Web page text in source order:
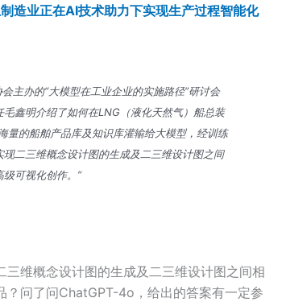
造业正在AI技术助力下实现生产过程智能化
主办的“大模型在工业企业的实施路径”研讨会
毛鑫明介绍了如何在LNG（液化天然气）船总装
量的船舶产品库及知识库灌输给大模型，经训练
二三维概念设计图的生成及二三维设计图之间
可视化创作。”
三维概念设计图的生成及二三维设计图之间相
？问了问ChatGPT-4o，给出的答案有一定参